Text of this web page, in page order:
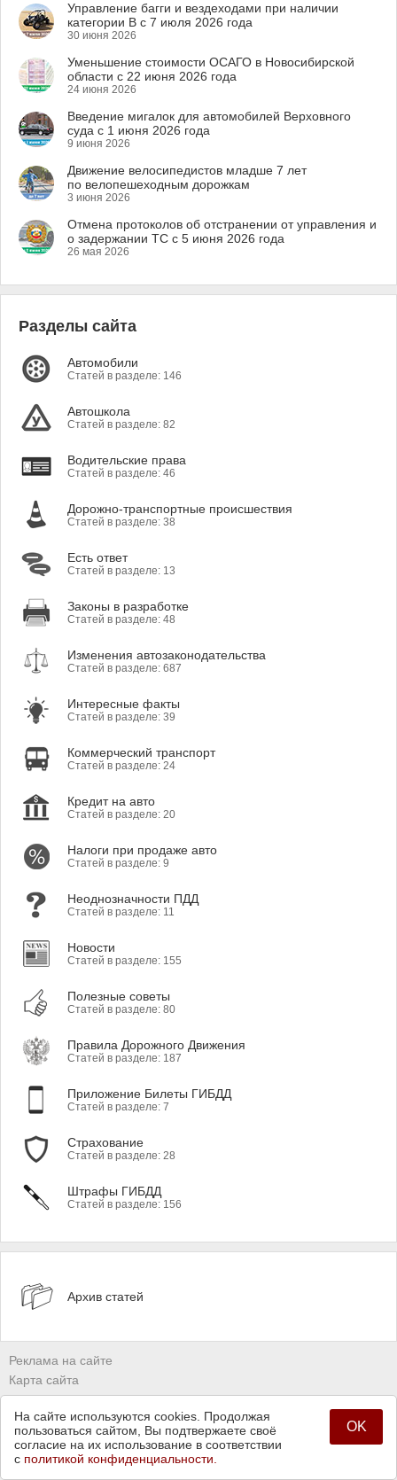
Управление багги и вездеходами при наличии
категории B с 7 июля 2026 года
30 июня 2026
Уменьшение стоимости ОСАГО в Новосибирской
области с 22 июня 2026 года
24 июня 2026
Введение мигалок для автомобилей Верховного
суда с 1 июня 2026 года
9 июня 2026
Движение велосипедистов младше 7 лет
по велопешеходным дорожкам
3 июня 2026
Отмена протоколов об отстранении от управления и
о задержании ТС с 5 июня 2026 года
26 мая 2026
Разделы сайта
Автомобили
Статей в разделе: 146
Автошкола
Статей в разделе: 82
Водительские права
Статей в разделе: 46
Дорожно-транспортные происшествия
Статей в разделе: 38
Есть ответ
Статей в разделе: 13
Законы в разработке
Статей в разделе: 48
Изменения автозаконодательства
Статей в разделе: 687
Интересные факты
Статей в разделе: 39
Коммерческий транспорт
Статей в разделе: 24
Кредит на авто
Статей в разделе: 20
Налоги при продаже авто
Статей в разделе: 9
Неоднозначности ПДД
Статей в разделе: 11
Новости
Статей в разделе: 155
Полезные советы
Статей в разделе: 80
Правила Дорожного Движения
Статей в разделе: 187
Приложение Билеты ГИБДД
Статей в разделе: 7
Страхование
Статей в разделе: 28
Штрафы ГИБДД
Статей в разделе: 156
Архив статей
Реклама на сайте
Карта сайта
Владельцам сайтов
Политика конфиденциальности
© 2009 - 2026 Команда сайтаPddmaster.ru (ПДД Мастер)
OK
На сайте используются cookies. Продолжая
пользоваться сайтом, Вы подтвержаете своё
согласие на их использование в соответствии
с политикой конфиденциальности.